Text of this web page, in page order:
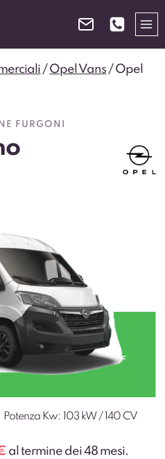
/Opel Vans /Opel
FURGONI
Potenza Kw: 103 kW / 140 CV
al termine dei 48 mesi.